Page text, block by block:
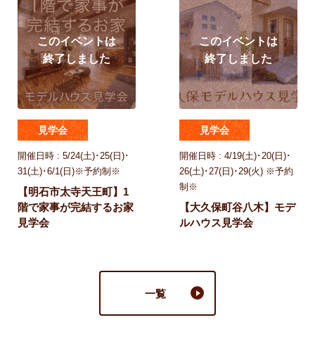
見学会
開催日時 : 5/24(土)･25(日)･
31(土)･6/1(日)※予約制※
【明石市太寺天王町】1
階で家事が完結するお家
見学会
見学会
開催日時 : 4/19(土)･20(日)･
26(土)･27(日)･29(火) ※予約
制※
【大久保町谷八木】モデ
ルハウス見学会
一覧